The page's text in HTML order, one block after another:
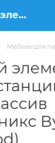
Наборный элемент рабочей станции, опоры - массив дерева Оникс Вуд (Onix Wood) OW.2.NRS-1.7 из ЛДСП купить в Москве, цена 32 754 ₽. - интернет-магазин ФРАНКОМ
Мебель для